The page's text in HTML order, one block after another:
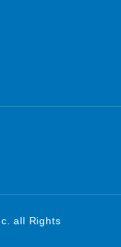
all Rights